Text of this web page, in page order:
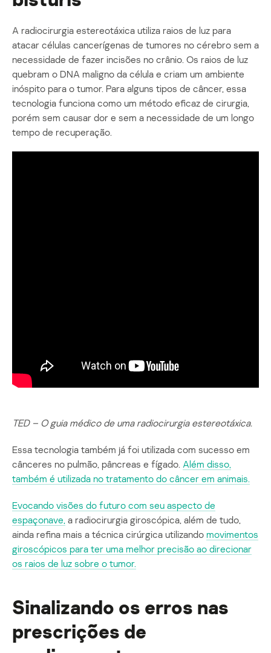
A radiocirurgia estereotáxica utiliza raios de luz para
atacar células cancerígenas de tumores no cérebro sem a
necessidade de fazer incisões no crânio. Os raios de luz
quebram o DNA maligno da célula e criam um ambiente
inóspito para o tumor. Para alguns tipos de câncer, essa
tecnologia funciona como um método eficaz de cirurgia,
porém sem causar dor e sem a necessidade de um longo
tempo de recuperação.
TED – O guia médico de uma radiocirurgia estereotáxica.
Essa tecnologia também já foi utilizada com sucesso em
cânceres no pulmão, pâncreas e fígado. Além disso,
também é utilizada no tratamento do câncer em animais.
Evocando visões do futuro com seu aspecto de
espaçonave, a radiocirurgia giroscópica, além de tudo,
ainda refina mais a técnica cirúrgica utilizando movimentos
giroscópicos para ter uma melhor precisão ao direcionar
os raios de luz sobre o tumor.
Sinalizando os erros nas
prescrições de